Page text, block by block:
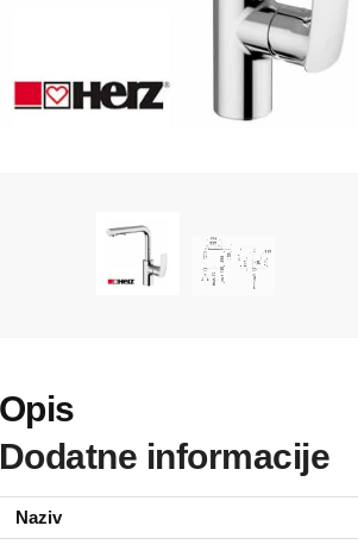
Dodatne informacije
Naziv